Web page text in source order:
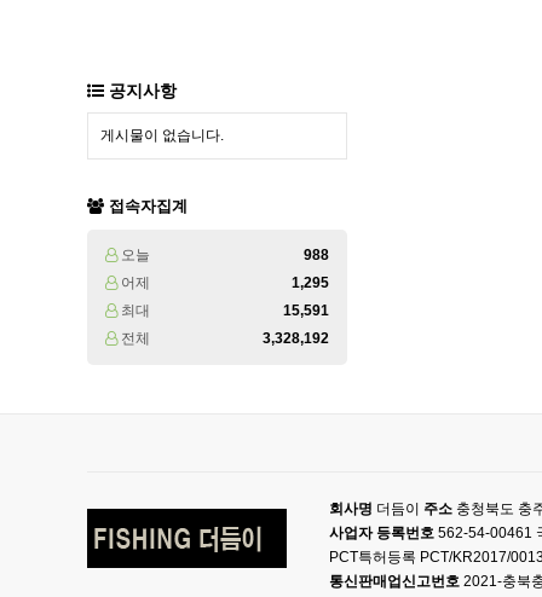
공지사항
게시물이 없습니다.
접속자집계
오늘
988
어제
1,295
최대
15,591
전체
3,328,192
회사명 더듬이 주소 충청북도 충
사업자 등록번호 562-54-00461
PCT특허등록 PCT/KR2017/
통신판매업신고번호 2021-충북